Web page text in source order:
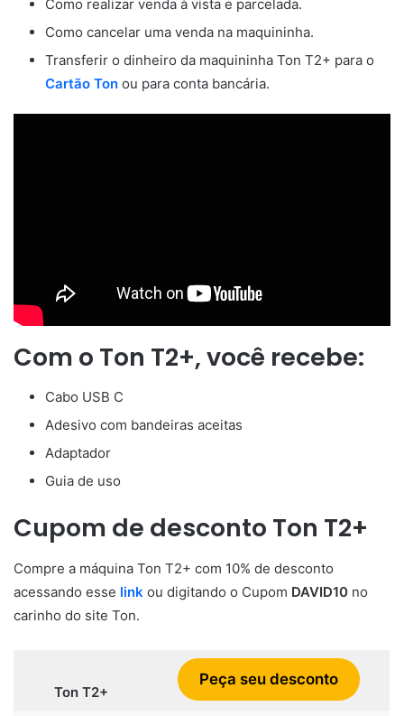
Como realizar venda à vista e parcelada.
Como cancelar uma venda na maquininha.
Transferir o dinheiro da maquininha Ton T2+ para o
Cartão Ton ou para conta bancária.
Com o Ton T2+, você recebe:
Cabo USB C
Adesivo com bandeiras aceitas
Adaptador
Guia de uso
Cupom de desconto Ton T2+
Compre a máquina Ton T2+ com 10% de desconto
acessando esse link ou digitando o Cupom DAVID10 no
carinho do site Ton.
Ton T2+
Peça seu desconto